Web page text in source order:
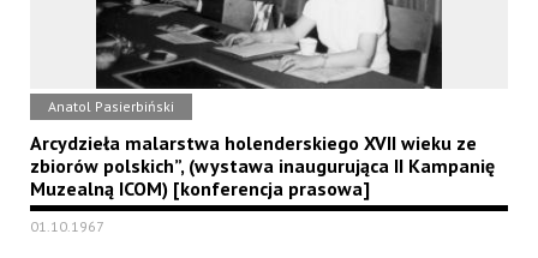
Anatol Pasierbiński
Arcydzieła malarstwa holenderskiego XVII wieku ze
zbiorów polskich”, (wystawa inaugurująca II Kampanię
Muzealną ICOM) [konferencja prasowa]
01.10.1967